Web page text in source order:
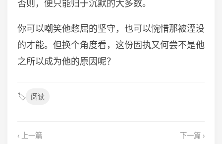
否则，便只能归于沉默的大多数。
你可以嘲笑他憋屈的坚守，也可以惋惜那被湮没
的才能。但换个角度看，这份固执又何尝不是他
之所以成为他的原因呢？
🏷️ 阅读
‹ 上一篇 下一篇 ›